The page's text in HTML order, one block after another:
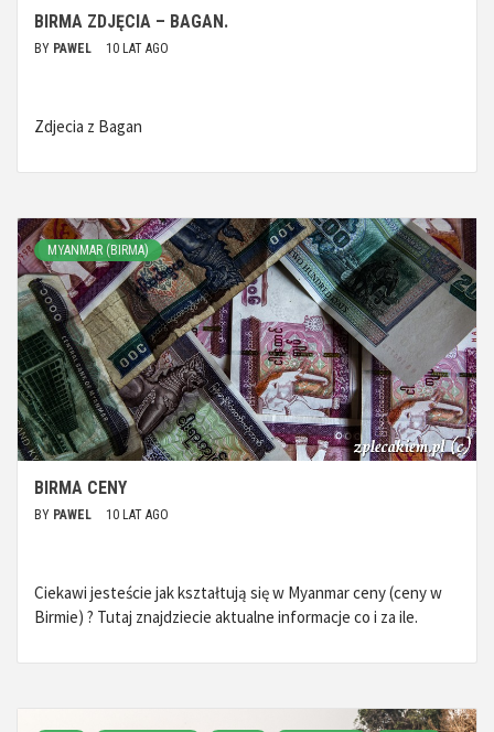
BIRMA ZDJĘCIA – BAGAN.
BY PAWEL 10 LAT AGO
Zdjecia z Bagan
MYANMAR (BIRMA)
BIRMA CENY
BY PAWEL 10 LAT AGO
Ciekawi jesteście jak kształtują się w Myanmar ceny (ceny w
Birmie) ? Tutaj znajdziecie aktualne informacje co i za ile.